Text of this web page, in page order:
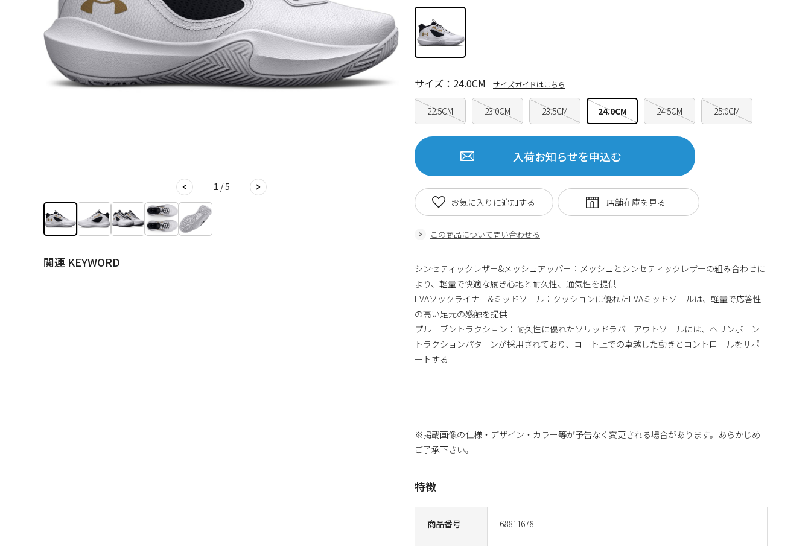
1 / 5
関連 KEYWORD
商品番号 68811678
22.5CM 23.0CM 23.5CM 24.0CM 24.5CM 25.0CM
サイズ：24.0CM サイズガイドはこちら
入荷お知らせを申込む
この商品について問い合わせる
お気に入りに追加する
シンセティックレザー&メッシュアッパー：メッシュとシンセティックレザーの組み合わせに
より、軽量で快適な履き心地と耐久性、通気性を提供
EVAソックライナー&ミッドソール：クッションに優れたEVAミッドソールは、軽量で応答性
の高い足元の感触を提供
プル―ブントラクション：耐久性に優れたソリッドラバーアウトソールには、ヘリンボーン
トラクションパターンが採用されており、コート上での卓越した動きとコントロールをサポ
ートする
※掲載画像の仕様・デザイン・カラー等が予告なく変更される場合があります。あらかじめ
ご了承下さい。
特徴